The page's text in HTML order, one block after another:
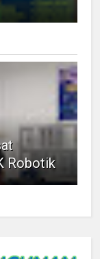
Robotik